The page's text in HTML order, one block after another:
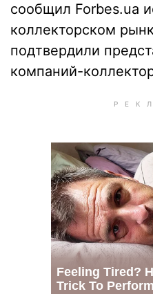
сообщил Forbes.ua
коллекторском
подтвердили
компаний-